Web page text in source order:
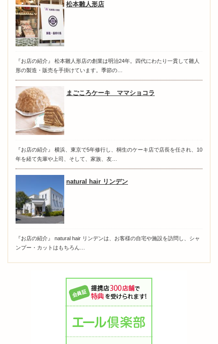
松本雛人形店
『お店の紹介』 松本雛人形店の創業は明治24年。四代にわたり一貫して雛人
形の製造・販売を手掛けています。季節の…
まごころケーキ ママショコラ
『お店の紹介』 横浜、東京で5年修行し、桐生のケーキ店で店長を任され、10
年を経て先輩や上司、そして、家族、友…
natural hair リンデン
『お店の紹介』 natural hair リンデンは、お客様の自宅や施設を訪問し、シャ
ンプー・カットはもちろん…